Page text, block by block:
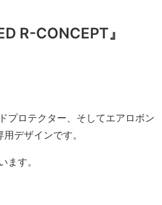
R-CONCEPT』
プロテクター、そしてエアロボン
デザインです。
す。